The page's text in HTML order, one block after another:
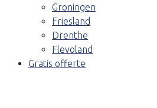
Groningen
Friesland
Drenthe
Flevoland
Gratis offerte